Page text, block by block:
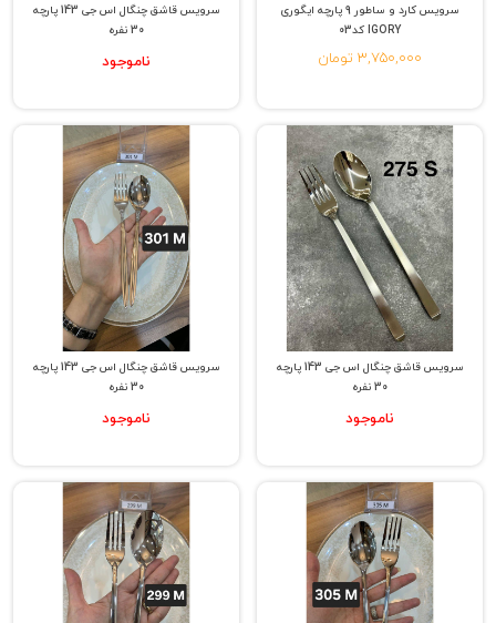
سرویس کارد و ساطور 9 پارچه ایگوری
IGORY کد03
3,750,000 تومان
سرویس قاشق چنگال اس جی 143 پارچه
30 نفره
ناموجود
سرویس قاشق چنگال اس جی 143 پارچه
30 نفره
ناموجود
سرویس قاشق چنگال اس جی 143 پارچه
30 نفره
ناموجود